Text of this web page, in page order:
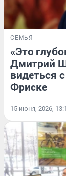
СЕМЬЯ
«Это
Дмитрий
видеться
Фриске
15 июня, 2026,